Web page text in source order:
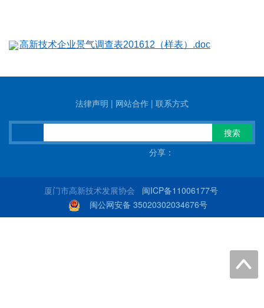
高新技术企业景气调查表201612（样表）.doc
法律声明 | 网站合作 | 联系方式
搜索
分享：
厦门市高新技术发展协会 闽ICP备11006177号
闽公网安备 35020302034676号